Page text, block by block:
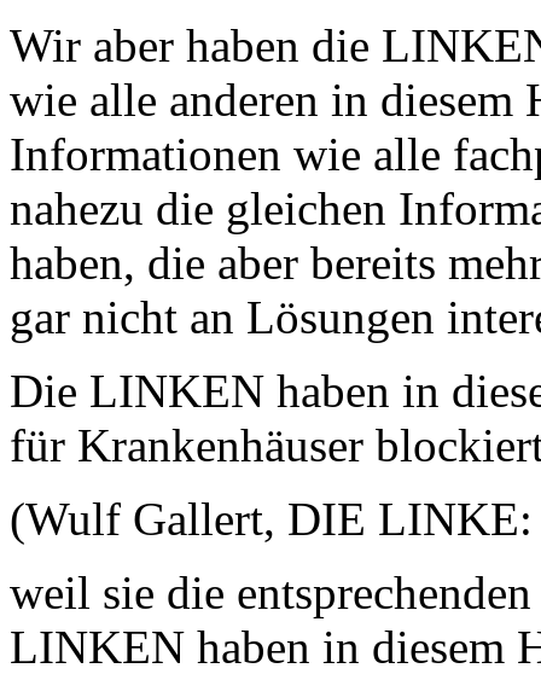
Wir aber haben die
wie alle anderen in diesem
Informationen wie alle
nahezu die gleichen
haben, die aber bereits
gar nicht an Lösungen
Die LINKEN haben in
für Krankenhäuser
(Wulf Gallert, DIE LINKE:
weil sie die
LINKEN haben in diesem